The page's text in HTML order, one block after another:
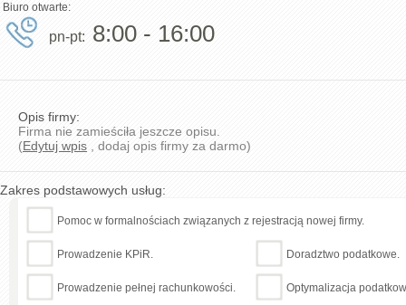
Biuro otwarte:
pn-pt: 8:00 - 16:00
Opis firmy:
Firma nie zamieściła jeszcze opisu.
(Edytuj wpis , dodaj opis firmy za darmo)
Zakres podstawowych usług:
Pomoc w formalnościach związanych z rejestracją nowej firmy.
Prowadzenie KPiR. Doradztwo podatkowe.
Prowadzenie pełnej rachunkowości. Optymalizacja